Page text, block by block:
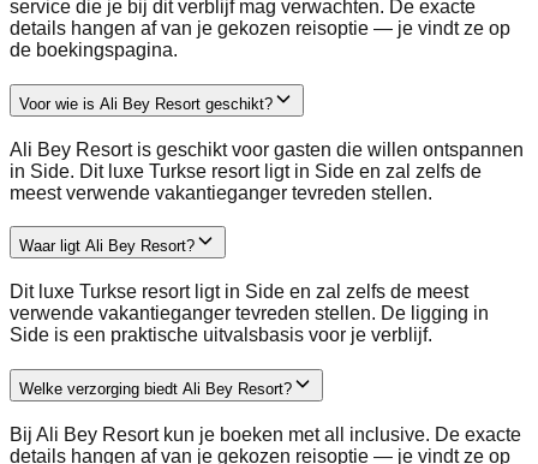
service die je bij dit verblijf mag verwachten. De exacte
details hangen af van je gekozen reisoptie — je vindt ze op
de boekingspagina.
Voor wie is Ali Bey Resort geschikt?
Ali Bey Resort is geschikt voor gasten die willen ontspannen
in Side. Dit luxe Turkse resort ligt in Side en zal zelfs de
meest verwende vakantieganger tevreden stellen.
Waar ligt Ali Bey Resort?
Dit luxe Turkse resort ligt in Side en zal zelfs de meest
verwende vakantieganger tevreden stellen. De ligging in
Side is een praktische uitvalsbasis voor je verblijf.
Welke verzorging biedt Ali Bey Resort?
Bij Ali Bey Resort kun je boeken met all inclusive. De exacte
details hangen af van je gekozen reisoptie — je vindt ze op